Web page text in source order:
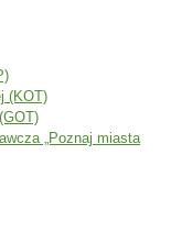
(KOT)
„Poznaj miasta